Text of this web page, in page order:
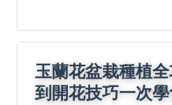
玉蘭花盆栽種植
到開花技巧一次